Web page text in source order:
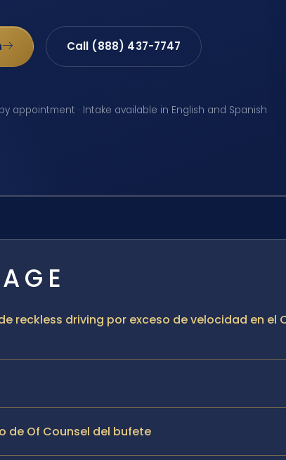
Call (888) 437-7747
appointment · Intake available in English and Spanish
reckless driving por exceso de velocidad en el
de Of Counsel del bufete